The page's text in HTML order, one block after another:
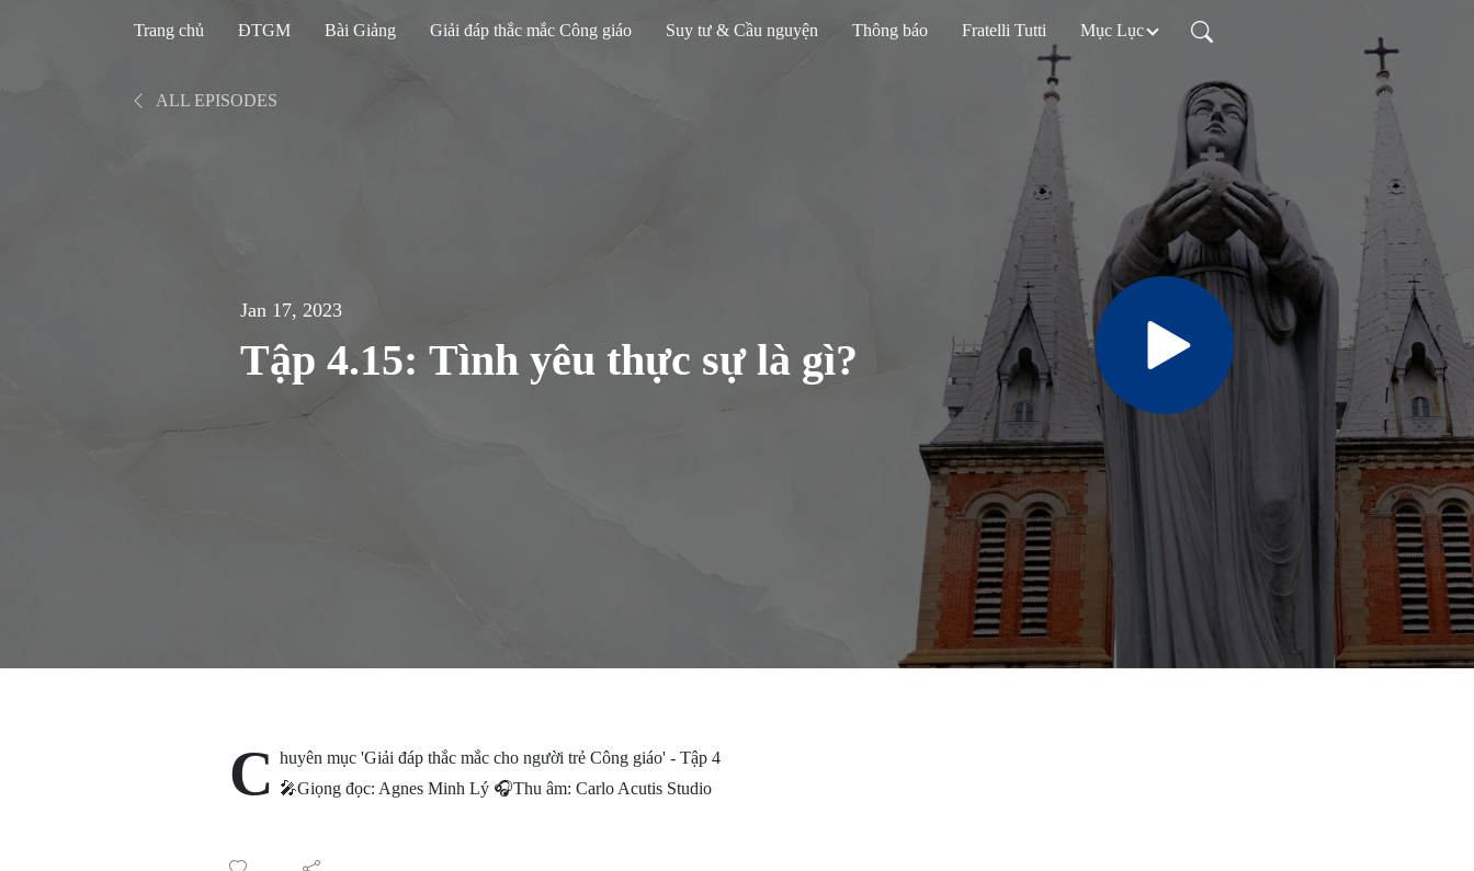
Trang chủ ĐTGM Bài Giảng Giải đáp thắc mắc Công giáo Suy tư & Cầu nguyện Thông báo Fratelli Tutti Mục Lục
ALL EPISODES
Jan 17, 2023
Tập 4.15: Tình yêu thực sự là gì?
C huyên mục 'Giải đáp thắc mắc cho người trẻ Công giáo' - Tập 4
🎤Giọng đọc: Agnes Minh Lý 🎧Thu âm: Carlo Acutis Studio